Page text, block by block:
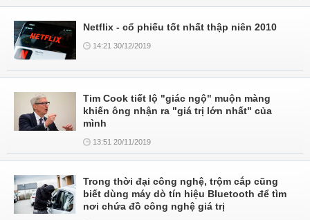
Netflix - cổ phiếu tốt nhất thập niên 2010
14:21 30/12/2019
Tim Cook tiết lộ "giác ngộ" muộn màng
khiến ông nhận ra "giá trị lớn nhất" của
mình
13:51 20/11/2019
Trong thời đại công nghệ, trộm cắp cũng
biết dùng máy dò tín hiệu Bluetooth để tìm
nơi chứa đồ công nghệ giá trị